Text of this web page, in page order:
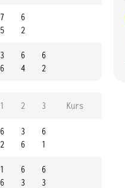
7
5
6
2
3
6
6
4
6
2
1 2 3 Kurs
6
2
3
6
6
1
1
6
6
3
6
3